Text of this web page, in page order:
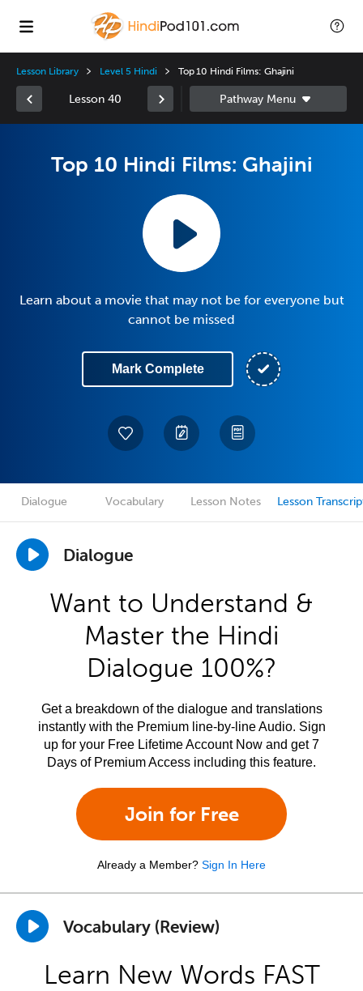
Lesson Library Level 5 Hindi Top 10 Hindi Films: Ghajini
Lesson 40
Top 10 Hindi Films: Ghajini
Learn about a movie that may not be for everyone but
cannot be missed
Mark Complete
Dialogue Vocabulary Lesson Notes Lesson
Dialogue
Want to Understand &
Master the Hindi
Dialogue 100%?
Get a breakdown of the dialogue and translations
instantly with the Premium line-by-line Audio. Sign
up for your Free Lifetime Account Now and get 7
Days of Premium Access including this feature.
Join for Free
Already a Member? Sign In Here
Vocabulary (Review)
Learn New Words FAST